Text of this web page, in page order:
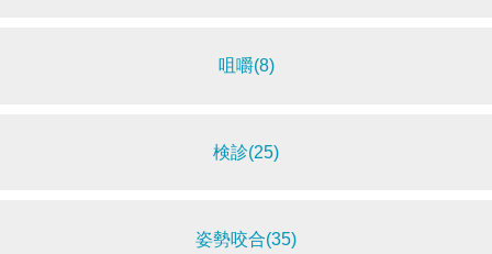
咀嚼(8)
検診(25)
姿勢咬合(35)